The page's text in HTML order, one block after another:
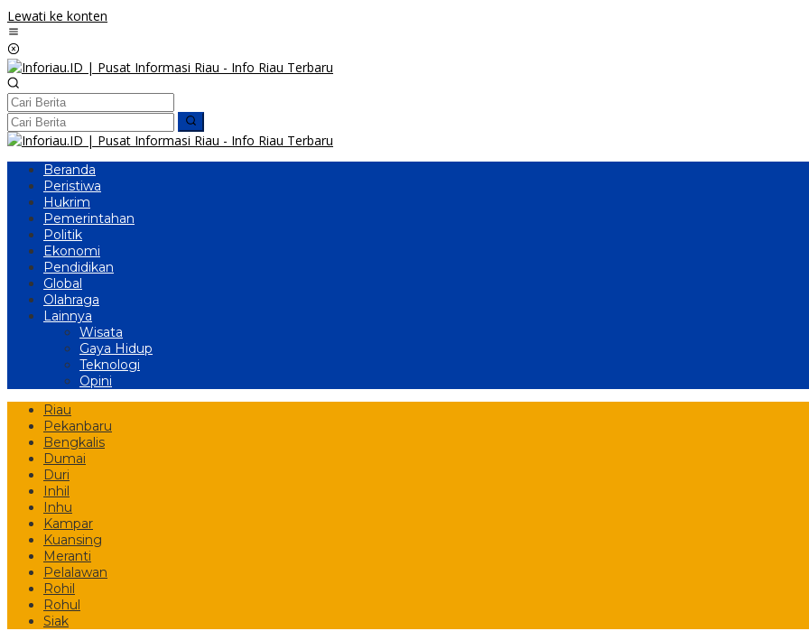
Lewati ke konten
Beranda
Peristiwa
Hukrim
Pemerintahan
Politik
Ekonomi
Pendidikan
Global
Olahraga
Lainnya
Wisata
Gaya Hidup
Teknologi
Opini
Riau
Pekanbaru
Bengkalis
Dumai
Duri
Inhil
Inhu
Kampar
Kuansing
Meranti
Pelalawan
Rohil
Rohul
Siak